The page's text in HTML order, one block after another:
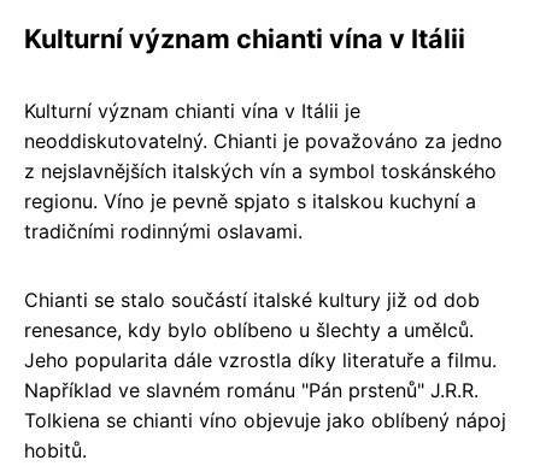
Kulturní význam chianti vína v Itálii
Kulturní význam chianti vína v Itálii je
neoddiskutovatelný. Chianti je považováno za jedno
z nejslavnějších italských vín a symbol toskánského
regionu. Víno je pevně spjato s italskou kuchyní a
tradičními rodinnými oslavami.
Chianti se stalo součástí italské kultury již od dob
renesance, kdy bylo oblíbeno u šlechty a umělců.
Jeho popularita dále vzrostla díky literatuře a filmu.
Například ve slavném románu "Pán prstenů" J.R.R.
Tolkiena se chianti víno objevuje jako oblíbený nápoj
hobitů.